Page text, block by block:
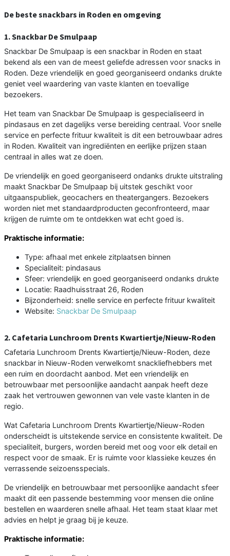
De beste snackbars in Roden en omgeving
1. Snackbar De Smulpaap
Snackbar De Smulpaap is een snackbar in Roden en staat
bekend als een van de meest geliefde adressen voor snacks in
Roden. Deze vriendelijk en goed georganiseerd ondanks drukte
geniet veel waardering van vaste klanten en toevallige
bezoekers.
Het team van Snackbar De Smulpaap is gespecialiseerd in
pindasaus en zet dagelijks verse bereiding centraal. Voor snelle
service en perfecte frituur kwaliteit is dit een betrouwbaar adres
in Roden. Kwaliteit van ingrediënten en eerlijke prijzen staan
centraal in alles wat ze doen.
De vriendelijk en goed georganiseerd ondanks drukte uitstraling
maakt Snackbar De Smulpaap bij uitstek geschikt voor
uitgaanspubliek, geocachers en theatergangers. Bezoekers
worden niet met standaardproducten geconfronteerd, maar
krijgen de ruimte om te ontdekken wat echt goed is.
Praktische informatie:
Type: afhaal met enkele zitplaatsen binnen
Specialiteit: pindasaus
Sfeer: vriendelijk en goed georganiseerd ondanks drukte
Locatie: Raadhuisstraat 26, Roden
Bijzonderheid: snelle service en perfecte frituur kwaliteit
Website: Snackbar De Smulpaap
2. Cafetaria Lunchroom Drents Kwartiertje/Nieuw-Roden
Cafetaria Lunchroom Drents Kwartiertje/Nieuw-Roden, deze
snackbar in Nieuw-Roden verwelkomt snackliefhebbers met
een ruim en doordacht aanbod. Met een vriendelijk en
betrouwbaar met persoonlijke aandacht aanpak heeft deze
zaak het vertrouwen gewonnen van vele vaste klanten in de
regio.
Wat Cafetaria Lunchroom Drents Kwartiertje/Nieuw-Roden
onderscheidt is uitstekende service en consistente kwaliteit. De
specialiteit, burgers, worden bereid met oog voor elk detail en
respect voor de smaak. Er is ruimte voor klassieke keuzes én
verrassende seizoensspecials.
De vriendelijk en betrouwbaar met persoonlijke aandacht sfeer
maakt dit een passende bestemming voor mensen die online
bestellen en waarderen snelle afhaal. Het team staat klaar met
advies en helpt je graag bij je keuze.
Praktische informatie: